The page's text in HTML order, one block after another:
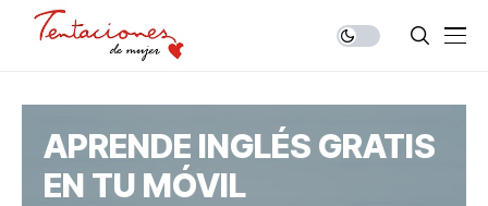
APRENDE INGLÉS GRATIS
EN TU MÓVIL